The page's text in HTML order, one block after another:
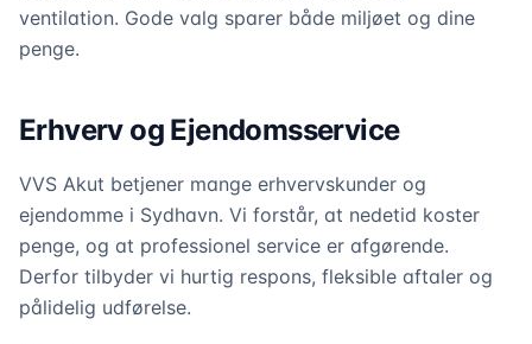
ventilation. Gode valg sparer både miljøet og dine
penge.
Erhverv og Ejendomsservice
VVS Akut betjener mange erhvervskunder og
ejendomme i Sydhavn. Vi forstår, at nedetid koster
penge, og at professionel service er afgørende.
Derfor tilbyder vi hurtig respons, fleksible aftaler og
pålidelig udførelse.